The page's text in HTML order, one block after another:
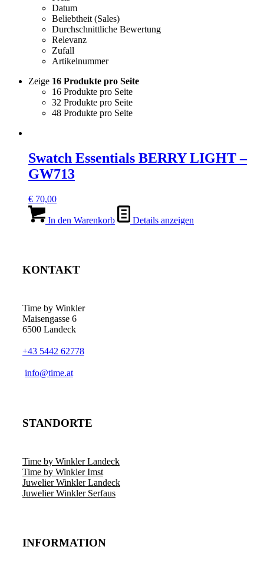
Datum
Beliebtheit (Sales)
Durchschnittliche Bewertung
Relevanz
Zufall
Artikelnummer
Zeige 16 Produkte pro Seite
16 Produkte pro Seite
32 Produkte pro Seite
48 Produkte pro Seite
Swatch Essentials BERRY LIGHT –
GW713
€ 70,00
In den Warenkorb Details anzeigen
KONTAKT
Time by Winkler
Maisengasse 6
6500 Landeck
+43 5442 62778
­info@time.at
STANDORTE
Time by Winkler Landeck
Time by Winkler Imst
Juwelier Winkler Landeck
Juwelier Winkler Serfaus
INFORMATION